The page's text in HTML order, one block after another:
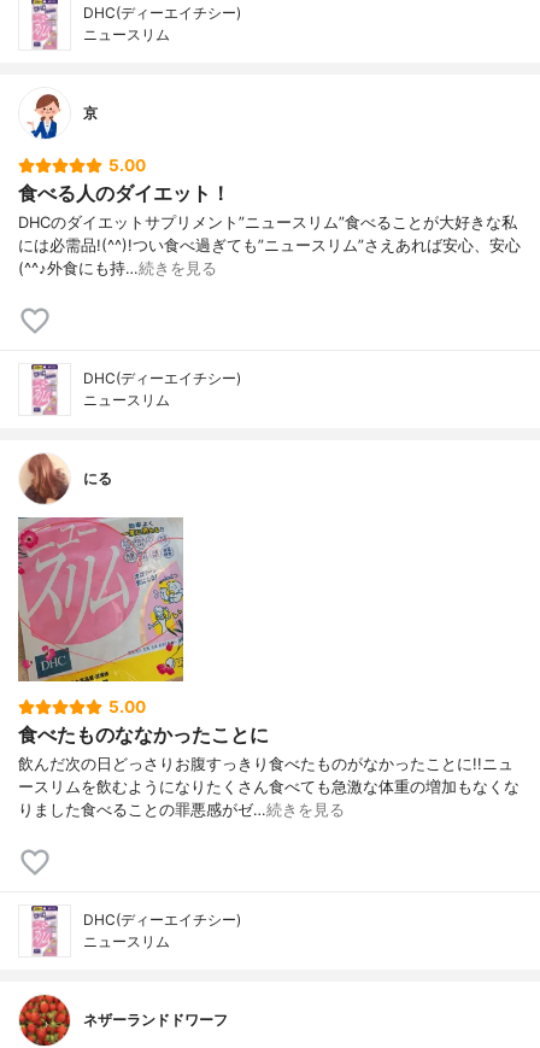
DHC(ディーエイチシー)
ニュースリム
京
5.00
食べる人のダイエット！
DHCのダイエットサプリメント”ニュースリム”食べることが大好きな私
には必需品!(^^)!つい食べ過ぎても”ニュースリム”さえあれば安心、安心
(^^♪外食にも持…続きを見る
DHC(ディーエイチシー)
ニュースリム
にる
5.00
食べたものななかったことに
飲んだ次の日どっさりお腹すっきり食べたものがなかったことに!!ニュ
ースリムを飲むようになりたくさん食べても急激な体重の増加もなくな
りました食べることの罪悪感がゼ…続きを見る
DHC(ディーエイチシー)
ニュースリム
ネザーランドドワーフ